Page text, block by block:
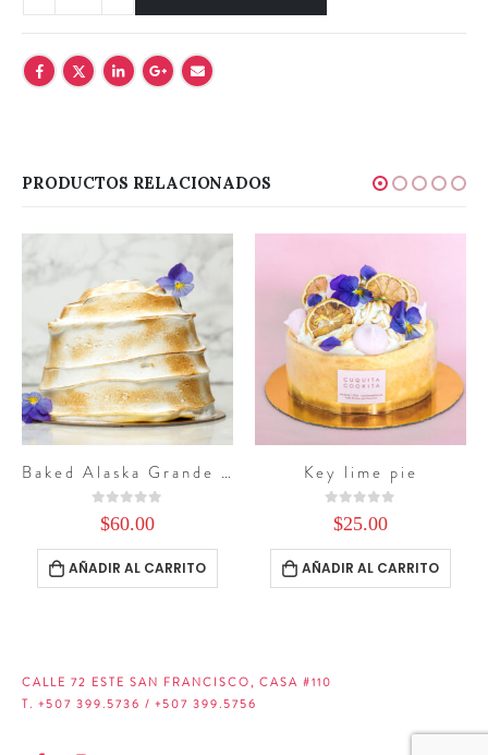
PRODUCTOS RELACIONADOS
Key lime pie
0out of 5
$25.00
AÑADIR AL CARRITO
0out of 5
50.00–$60.00
SELECCIONAR OPCIONES
CALLE 72 ESTE SAN FRANCISCO, CASA #110
T. +507 399.5736 / +507 399.5756